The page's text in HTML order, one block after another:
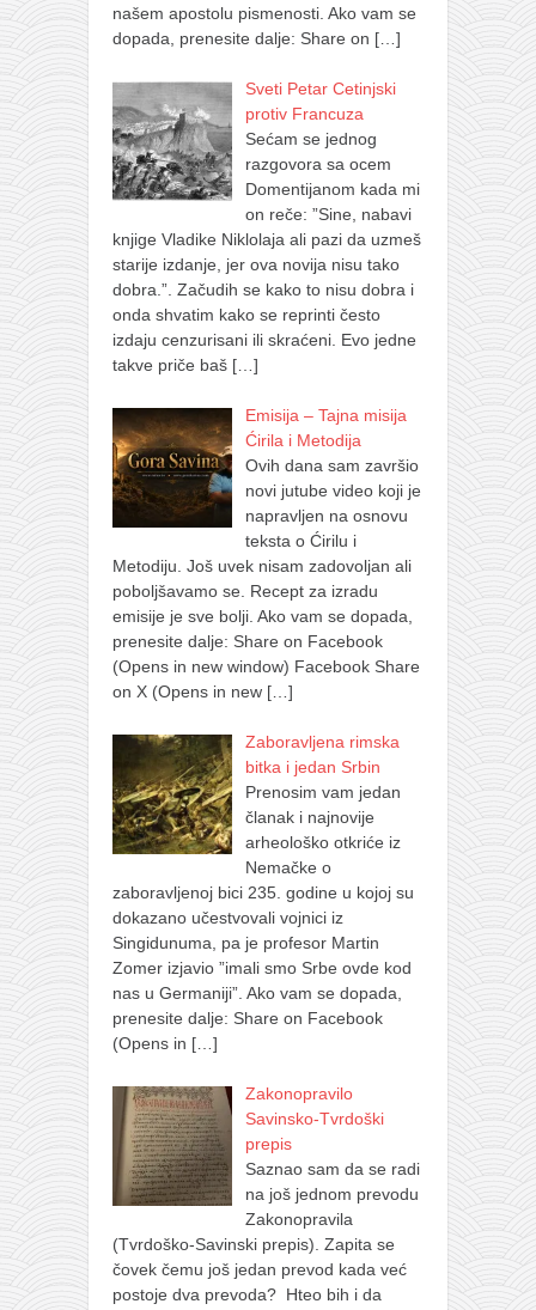
našem apostolu pismenosti. Ako vam se
dopada, prenesite dalje: Share on […]
Sveti Petar Cetinjski
protiv Francuza
Sećam se jednog
razgovora sa ocem
Domentijanom kada mi
on reče: ”Sine, nabavi
knjige Vladike Niklolaja ali pazi da uzmeš
starije izdanje, jer ova novija nisu tako
dobra.”. Začudih se kako to nisu dobra i
onda shvatim kako se reprinti često
izdaju cenzurisani ili skraćeni. Evo jedne
takve priče baš […]
Emisija – Tajna misija
Ćirila i Metodija
Ovih dana sam završio
novi jutube video koji je
napravljen na osnovu
teksta o Ćirilu i
Metodiju. Još uvek nisam zadovoljan ali
poboljšavamo se. Recept za izradu
emisije je sve bolji. Ako vam se dopada,
prenesite dalje: Share on Facebook
(Opens in new window) Facebook Share
on X (Opens in new […]
Zaboravljena rimska
bitka i jedan Srbin
Prenosim vam jedan
članak i najnovije
arheološko otkriće iz
Nemačke o
zaboravljenoj bici 235. godine u kojoj su
dokazano učestvovali vojnici iz
Singidunuma, pa je profesor Martin
Zomer izjavio ”imali smo Srbe ovde kod
nas u Germaniji”. Ako vam se dopada,
prenesite dalje: Share on Facebook
(Opens in […]
Zakonopravilo
Savinsko-Tvrdoški
prepis
Saznao sam da se radi
na još jednom prevodu
Zakonopravila
(Tvrdoško-Savinski prepis). Zapita se
čovek čemu još jedan prevod kada već
postoje dva prevoda? Hteo bih i da